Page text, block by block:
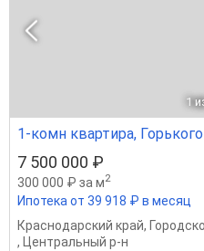
1
1-комн квартира,
7 500 000 ₽
300 000 ₽ за м2
Ипотека от 39 918 ₽ в месяц
Краснодарский край,
, Центральный р-н